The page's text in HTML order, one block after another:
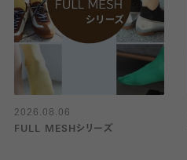
2026.08.06
FULL MESHシリーズ